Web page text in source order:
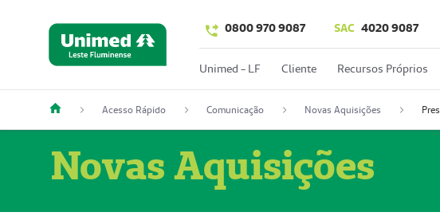
0800 970 9087 SAC 4020 9087
Unimed - LF Cliente Recursos Próprios
Acesso Rápido Comunicação Novas Aquisições
Novas Aquisições